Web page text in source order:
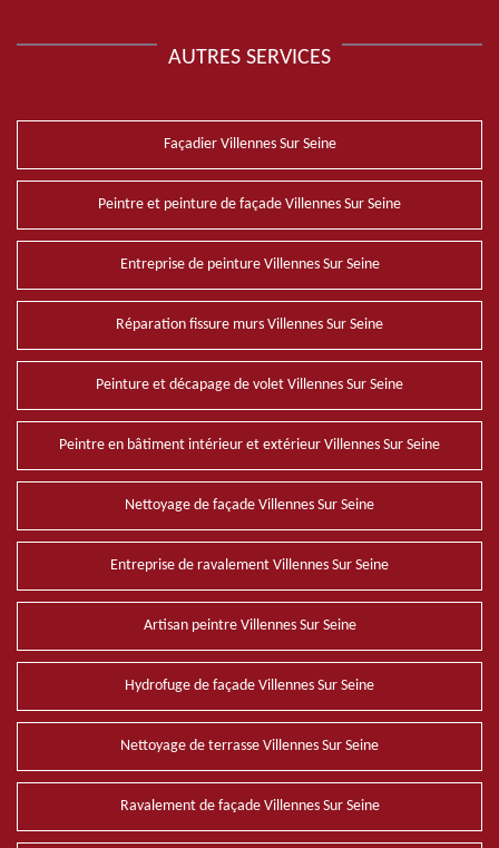
AUTRES SERVICES
Façadier Villennes Sur Seine
Peintre et peinture de façade Villennes Sur Seine
Entreprise de peinture Villennes Sur Seine
Réparation fissure murs Villennes Sur Seine
Peinture et décapage de volet Villennes Sur Seine
Peintre en bâtiment intérieur et extérieur Villennes Sur Seine
Nettoyage de façade Villennes Sur Seine
Entreprise de ravalement Villennes Sur Seine
Artisan peintre Villennes Sur Seine
Hydrofuge de façade Villennes Sur Seine
Nettoyage de terrasse Villennes Sur Seine
Ravalement de façade Villennes Sur Seine